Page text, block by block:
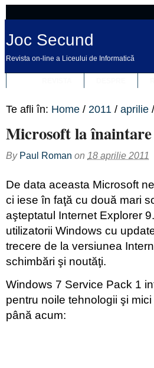
Joc Secund
Revista on-line a Liceului de Informatică
Te afli în: Home / 2011 / aprilie /
Microsoft la înaintare
By Paul Roman on 18 aprilie 2011
De data aceasta Microsoft
ci iese în faţă cu două mari
aşteptatul Internet Explorer
utilizatorii Windows cu
trecere de la versiunea
schimbări şi noutăţi.
Windows 7 Service Pack 1
pentru noile tehnologii şi
până acum: